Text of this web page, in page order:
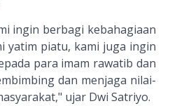
ingin berbagi kebahagiaan
yatim piatu, kami juga ingin
para imam rawatib dan
dan menjaga nilai-
ujar Dwi Satriyo.